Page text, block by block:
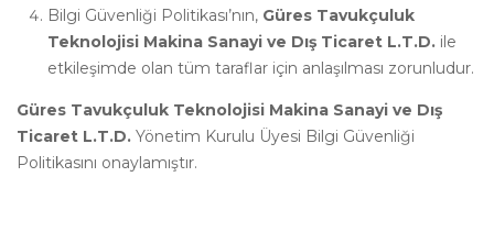
Bilgi Güvenliği Politikası’nın, Güres Tavukçuluk
Teknolojisi Makina Sanayi ve Dış Ticaret L.T.D. ile
etkileşimde olan tüm taraflar için anlaşılması zorunludur.
Güres Tavukçuluk Teknolojisi Makina Sanayi ve Dış
Ticaret L.T.D. Yönetim Kurulu Üyesi Bilgi Güvenliği
Politikasını onaylamıştır.